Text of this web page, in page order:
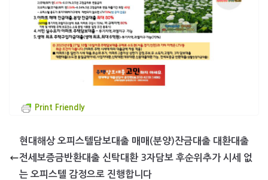
Print Friendly
현대해상 오피스텔담보대출 매매(분양)잔금대출 대환대출
전세보증금반환대출 신탁대환 3자담보 후순위추가 시세 없
는 오피스텔 감정으로 진행합니다